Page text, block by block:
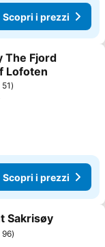
Scopri i prezzi
preferiti
The Fjord
Lofoten
51
Scopri i prezzi
preferiti
Sakrisøy
96